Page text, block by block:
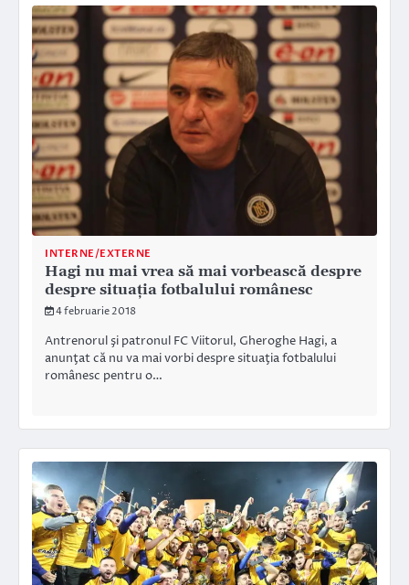
INTERNE/EXTERNE
Hagi nu mai vrea să mai vorbească despre
despre situaţia fotbalului românesc
4 februarie 2018
Antrenorul şi patronul FC Viitorul, Gheroghe Hagi, a
anunţat că nu va mai vorbi despre situaţia fotbalului
românesc pentru o…